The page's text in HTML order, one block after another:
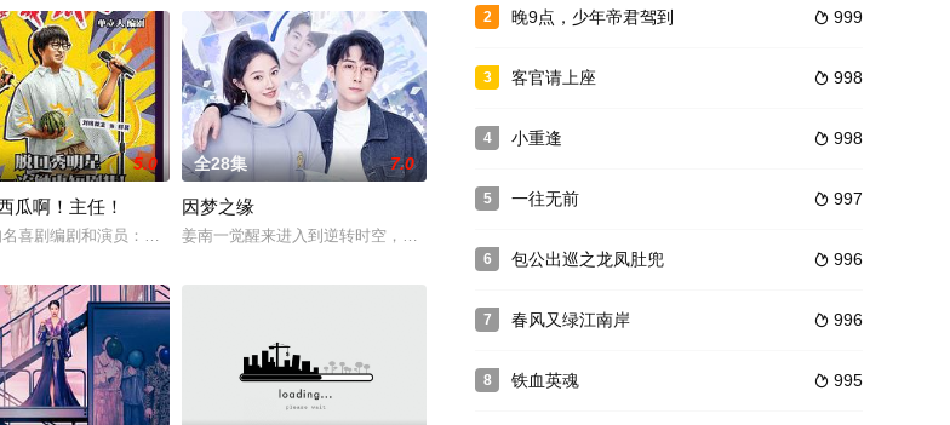
华山论剑》《九阴真经》。
府邸张灯结彩为公子徐天赐（刘小锋饰）娶亲。东吴大学才子徐天赐，迎娶的是宁波副镇守使曹锦棠的爱女曹亚男。不料，曹亚男毙
5.0
瓜啊！主任！
喜剧编剧和演员：六兽、刘旸教主、土豆、石老板、鑫仔（“刘波”）等，共同为B站量身打造脱口秀短剧。平凡人生过腻了？异次元
全28集 7.0
因梦之缘
姜南一觉醒来进入到逆转时空，变成了男儿心女儿身的姜楠，要想返回现实世界，必须要在14天内找到真爱
2  999
晚9点，少年帝君驾到
3  998
客官请上座
4  998
小重逢
5  997
一往无前
6  996
包公出巡之龙凤肚兜
7  996
春风又绿江南岸
8  995
铁血英魂